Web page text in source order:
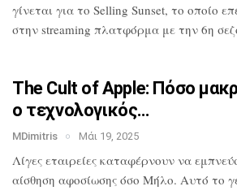
γίνεται για το Selling Sunset, το οποίο
στην streaming πλατφόρμα με την 6η
The Cult of Apple: Πόσο
ο τεχνολογικός…
MDimitris Μάι 19, 2025
Λίγες εταιρείες καταφέρνουν να
αίσθηση αφοσίωσης όσο Μήλο. Αυτό το